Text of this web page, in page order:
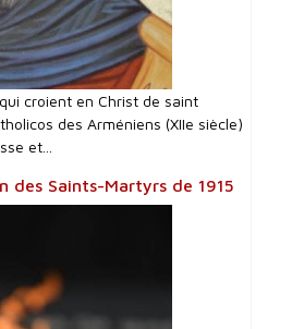
croient en Christ de saint
des Arméniens (XIIe siècle)
et...
des Saints-Martyrs de 1915